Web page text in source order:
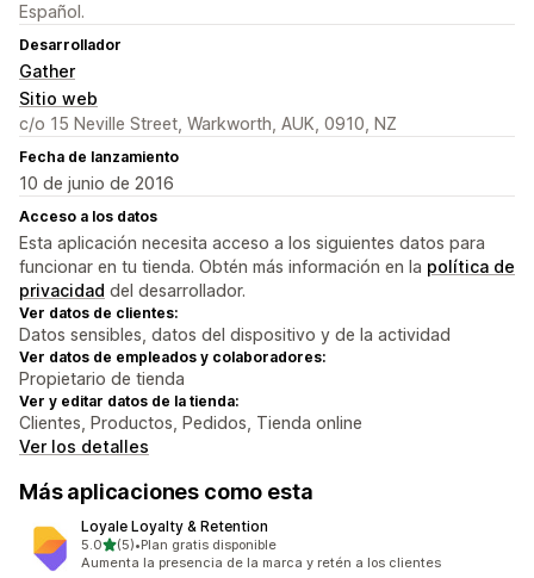
Español.
Desarrollador
Gather
Sitio web
c/o 15 Neville Street, Warkworth, AUK, 0910, NZ
Fecha de lanzamiento
10 de junio de 2016
Acceso a los datos
Esta aplicación necesita acceso a los siguientes datos para
funcionar en tu tienda. Obtén más información en la política de
privacidad del desarrollador.
Ver datos de clientes:
Datos sensibles, datos del dispositivo y de la actividad
Ver datos de empleados y colaboradores:
Propietario de tienda
Ver y editar datos de la tienda:
Clientes, Productos, Pedidos, Tienda online
Ver los detalles
Más aplicaciones como esta
Loyale Loyalty & Retention
5.0de 5 estrellas
(5)
5 reseñas en total
•Plan gratis disponible
Aumenta la presencia de la marca y retén a los clientes